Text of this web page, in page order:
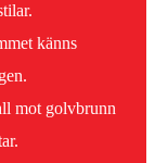
känns
mot golvbrunn